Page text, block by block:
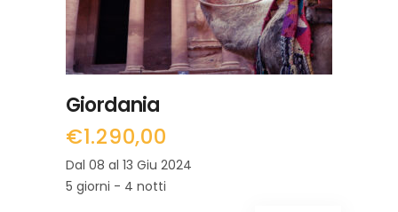
Giordania
€1.290,00
Dal 08 al 13 Giu 2024
5 giorni - 4 notti